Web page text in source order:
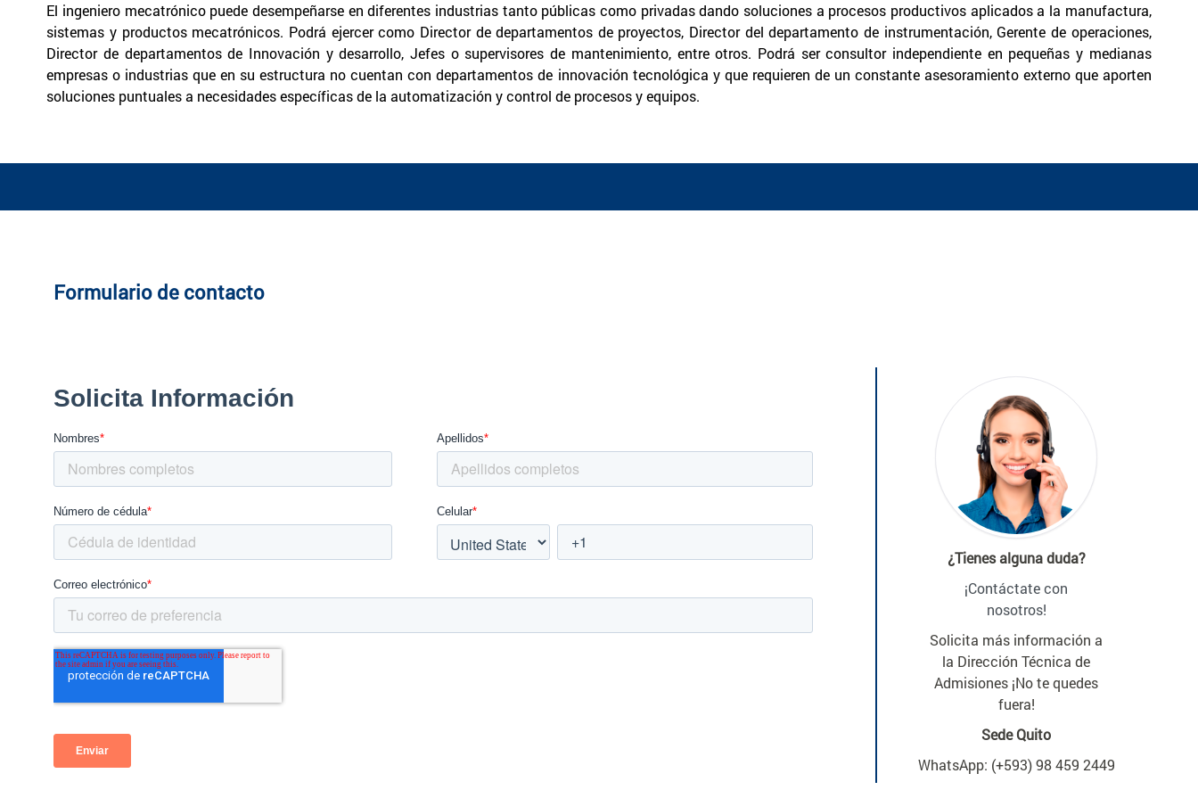
El ingeniero mecatrónico puede desempeñarse en diferentes industrias tanto públicas como privadas dando soluciones a procesos productivos aplicados a la manufactura,
sistemas y productos mecatrónicos. Podrá ejercer como Director de departamentos de proyectos, Director del departamento de instrumentación, Gerente de operaciones,
Director de departamentos de Innovación y desarrollo, Jefes o supervisores de mantenimiento, entre otros. Podrá ser consultor independiente en pequeñas y medianas
empresas o industrias que en su estructura no cuentan con departamentos de innovación tecnológica y que requieren de un constante asesoramiento externo que aporten
soluciones puntuales a necesidades específicas de la automatización y control de procesos y equipos.
Formulario de contacto
¿Tienes alguna duda?
¡Contáctate con
nosotros!
Solicita más información a
la Dirección Técnica de
Admisiones ¡No te quedes
fuera!
Sede Quito
WhatsApp: (+593) 98 459 2449